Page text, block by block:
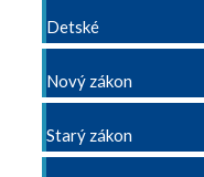
Detské
Nový zákon
Starý zákon